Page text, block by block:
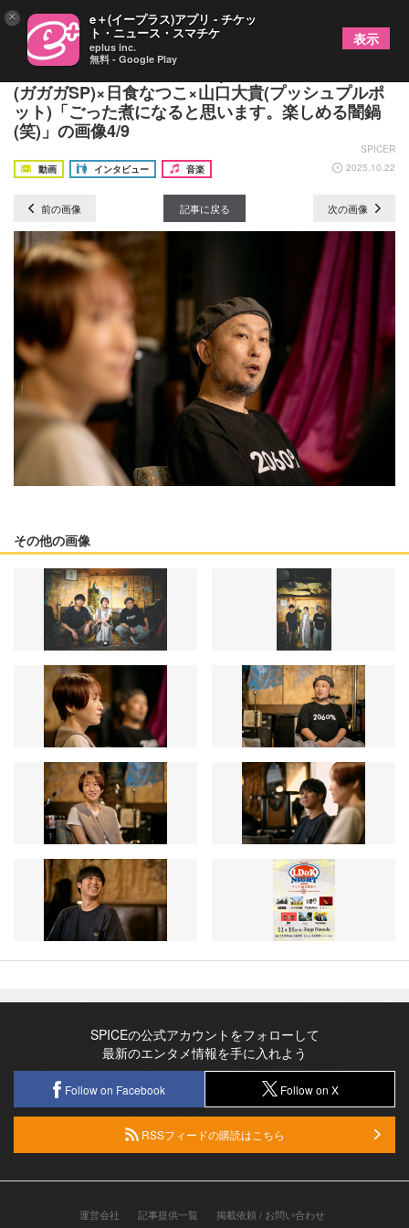
LD&K設立30周年SP座談会 part1――コザック前田
(ガガガSP)×日食なつこ×山口大貴(プッシュプルポ
ット)「ごった煮になると思います。楽しめる闇鍋
(笑)」の画像4/9
SPICER
動画
インタビュー 音楽 2025.10.22
前の画像 記事に戻る 次の画像
その他の画像
SPICEの公式アカウントをフォローして
最新のエンタメ情報を手に入れよう
Follow on Facebook Follow on X
RSSフィードの購読はこちら
運営会社 記事提供一覧 掲載依頼 / お問い合わせ
× e＋(イープラス)アプリ - チケッ
ト・ニュース・スマチケ
eplus inc.
無料 - Google Play
表示